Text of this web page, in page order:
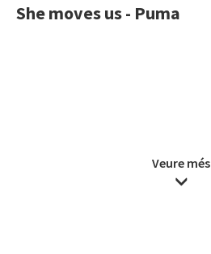
She moves us - Puma
Veure més